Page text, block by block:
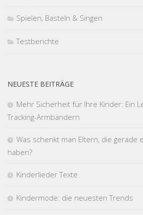
Spielen, Basteln & Singen
Testberichte
NEUESTE BEITRÄGE
Mehr Sicherheit für Ihre Kinder: Ein
Tracking-Armbändern
Was schenkt man Eltern, die gerade
haben?
Kinderlieder Texte
Kindermode: die neuesten Trends